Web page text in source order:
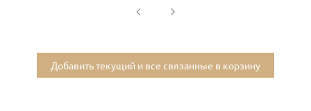
Добавить текущий и все связанные в корзину